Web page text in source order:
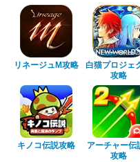
リネージュM攻略
白猫プロジェ
攻略
キノコ伝説攻略
アーチャー伝
攻略